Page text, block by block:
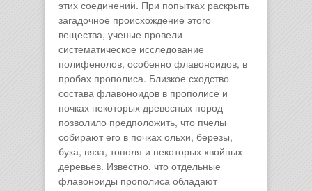
этих соединений. При попытках раскрыть
загадочное происхождение этого
вещества, ученые провели
систематическое исследование
полифенолов, особенно флавоноидов, в
пробах прополиса. Близкое сходство
состава флавоноидов в прополисе и
почках некоторых древесных пород
позволило предположить, что пчелы
собирают его в почках ольхи, березы,
бука, вяза, тополя и некоторых хвойных
деревьев. Известно, что отдельные
флавоноиды прополиса обладают